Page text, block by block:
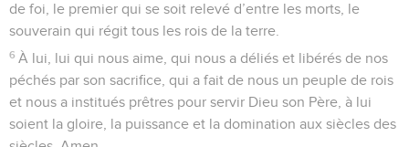
de foi, le premier qui se soit relevé d’entre les morts, le
souverain qui régit tous les rois de la terre.
6 À lui, lui qui nous aime, qui nous a déliés et libérés de nos
péchés par son sacrifice, qui a fait de nous un peuple de rois
et nous a institués prêtres pour servir Dieu son Père, à lui
soient la gloire, la puissance et la domination aux siècles des